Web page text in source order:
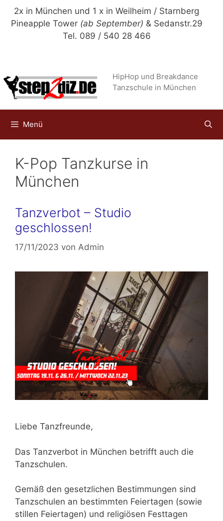
Zum
Inhalt
2x in München und 1 x in Weilheim / Starnberg
Pineapple Tower (ab September) & Sedanstr.29
Tel. 089 / 540 28 466
HipHop und Breakdance
Tanzschule in München
Menü
K-Pop Tanzkurse in
München
Tanzverbot – Studio
geschlossen!
17/11/2023 von Admin
Liebe Tanzfreunde,
Das Tanzverbot in München betrifft auch die
Tanzschulen.
Gemäß den gesetzlichen Bestimmungen sind
Tanzschulen an bestimmten Feiertagen (sowie
stillen Feiertagen) und religiösen Festtagen